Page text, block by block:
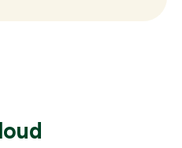
i
till dig när kontot är